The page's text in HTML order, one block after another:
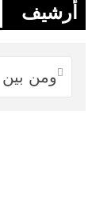
أرشيف
ومن بين